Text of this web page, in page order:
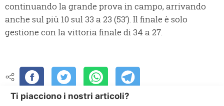
continuando la grande prova in campo, arrivando
anche sul più 10 sul 33 a 23 (53’). Il finale è solo
gestione con la vittoria finale di 34 a 27.
Ti piacciono i nostri articoli?